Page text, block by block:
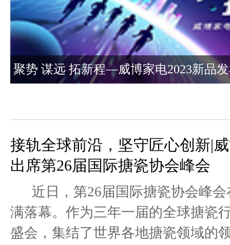
聚势 谋远 拓新程—威博家电2023新品
接轨全球前沿，坚守匠心创新|
出席第26届国际搪瓷协会峰会
近日，第26届国际搪瓷协会峰会
满落幕。作为三年一届的全球搪瓷
盛会，集结了世界各地搪瓷领域的